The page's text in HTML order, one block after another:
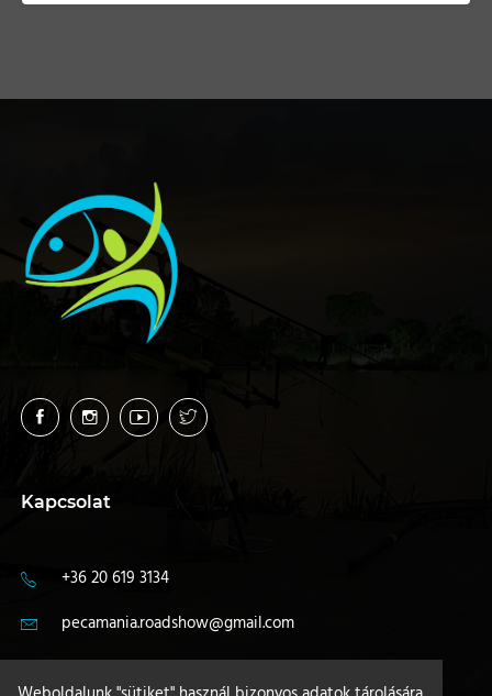
Kapcsolat
+36 20 619 3134
pecamania.roadshow@gmail.com
4400 Nyíregyháza